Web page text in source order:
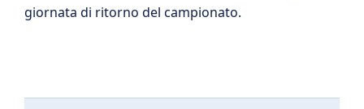
giornata di ritorno del campionato.